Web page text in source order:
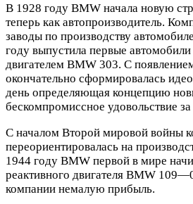
В 1928 году BMW начала новую
теперь как автопроизводитель.
заводы по производству
году выпустила первые
двигателем BMW 303. C
окончательно сформировалась
день определяющая концепцию
бескомпромиссное удовольствие
С началом Второй мировой войны
переориентировалась на
1944 году BMW первой в мире
реактивного двигателя BMW
компании немалую прибыль.